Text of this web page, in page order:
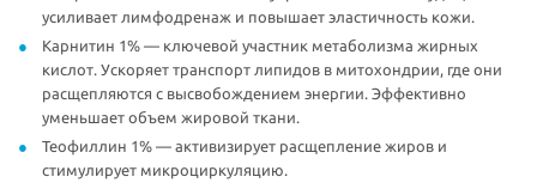
усиливает лимфодренаж и повышает эластичность кожи.
Карнитин 1% — ключевой участник метаболизма жирных
кислот. Ускоряет транспорт липидов в митохондрии, где они
расщепляются с высвобождением энергии. Эффективно
уменьшает объем жировой ткани.
Теофиллин 1% — активизирует расщепление жиров и
стимулирует микроциркуляцию.